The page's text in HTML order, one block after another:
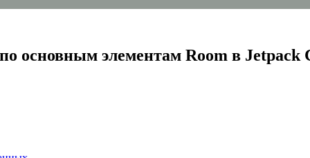
основным элементам Room в Jetpack